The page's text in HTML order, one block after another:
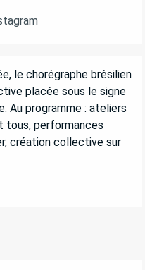
le chorégraphe brésilien
placée sous le signe
Au programme : ateliers
performances
création collective sur